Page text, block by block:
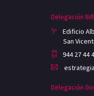
Delegación
Edificio
San
944 27 44
Delegación